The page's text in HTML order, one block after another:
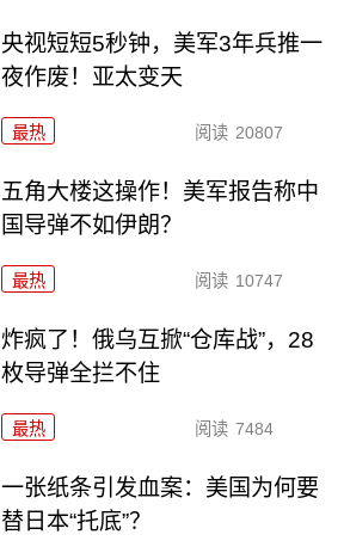
央视短短5秒钟，美军3年兵推一
夜作废！亚太变天
最热 阅读 20807
五角大楼这操作！美军报告称中
国导弹不如伊朗？
最热 阅读 10747
炸疯了！俄乌互掀“仓库战”，28
枚导弹全拦不住
最热 阅读 7484
一张纸条引发血案：美国为何要
替日本“托底”？